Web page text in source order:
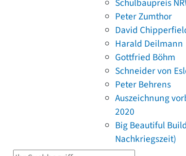
Schulbaupreis
Peter Zumthor
David
Harald Deilmann
Gottfried Böhm
Schneider von
Peter Behrens
Auszeichnung
2020
Big Beautiful
Nachkriegszeit)